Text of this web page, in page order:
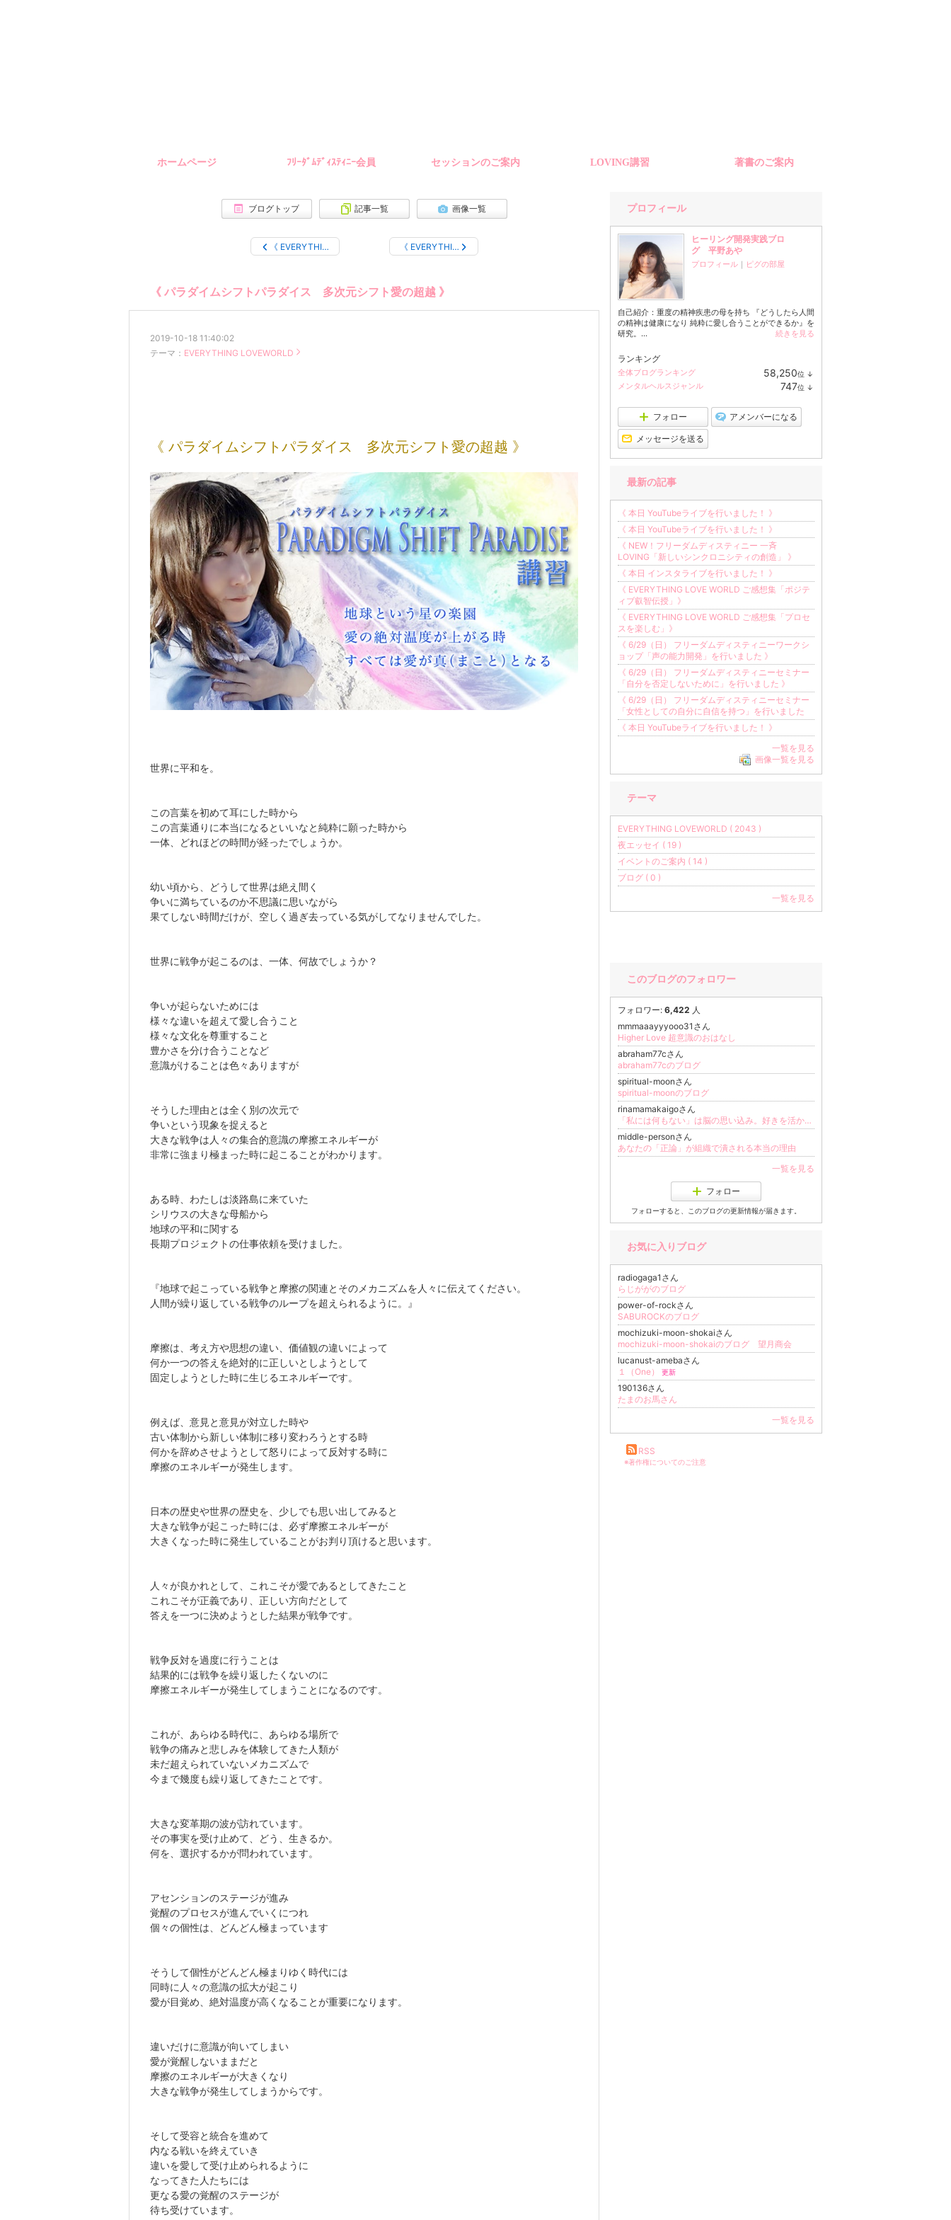
ブログトップ 記事一覧 画像一覧
《 EVERYTHI… 《 EVERYTHI…
《 パラダイムシフトパラダイス 多次元シフト愛の超越 》
2019-10-18 11:40:02
テーマ： EVERYTHING LOVEWORLD
《 パラダイムシフトパラダイス 多次元シフト愛の超越 》
世界に平和を。
この言葉を初めて耳にした時から
この言葉通りに本当になるといいなと純粋に願った時から
一体、どれほどの時間が経ったでしょうか。
幼い頃から、どうして世界は絶え間く
争いに満ちているのか不思議に思いながら
果てしない時間だけが、空しく過ぎ去っている気がしてなりませんでした。
世界に戦争が起こるのは、一体、何故でしょうか？
争いが起らないためには
様々な違いを超えて愛し合うこと
様々な文化を尊重すること
豊かさを分け合うことなど
意識がけることは色々ありますが
そうした理由とは全く別の次元で
争いという現象を捉えると
大きな戦争は人々の集合的意識の摩擦エネルギーが
非常に強まり極まった時に起こることがわかります。
ある時、わたしは淡路島に来ていた
シリウスの大きな母船から
地球の平和に関する
長期プロジェクトの仕事依頼を受けました。
『地球で起こっている戦争と摩擦の関連とそのメカニズムを人々に伝えてください。
人間が繰り返している戦争のループを超えられるように。』
摩擦は、考え方や思想の違い、価値観の違いによって
何か一つの答えを絶対的に正しいとしようとして
固定しようとした時に生じるエネルギーです。
例えば、意見と意見が対立した時や
古い体制から新しい体制に移り変わろうとする時
何かを辞めさせようとして怒りによって反対する時に
摩擦のエネルギーが発生します。
日本の歴史や世界の歴史を、少しでも思い出してみると
大きな戦争が起こった時には、必ず摩擦エネルギーが
大きくなった時に発生していることがお判り頂けると思います。
人々が良かれとして、これこそが愛であるとしてきたこと
これこそが正義であり、正しい方向だとして
答えを一つに決めようとした結果が戦争です。
戦争反対を過度に行うことは
結果的には戦争を繰り返したくないのに
摩擦エネルギーが発生してしまうことになるのです。
これが、あらゆる時代に、あらゆる場所で
戦争の痛みと悲しみを体験してきた人類が
未だ超えられていないメカニズムで
今まで幾度も繰り返してきたことです。
大きな変革期の波が訪れています。
その事実を受け止めて、どう、生きるか。
何を、選択するかが問われています。
アセンションのステージが進み
覚醒のプロセスが進んでいくにつれ
個々の個性は、どんどん極まっています
そうして個性がどんどん極まりゆく時代には
同時に人々の意識の拡大が起こり
愛が目覚め、絶対温度が高くなることが重要になります。
違いだけに意識が向いてしまい
愛が覚醒しないままだと
摩擦のエネルギーが大きくなり
大きな戦争が発生してしまうからです。
そして受容と統合を進めて
内なる戦いを終えていき
違いを愛して受け止められるように
なってきた人たちには
更なる愛の覚醒のステージが
待ち受けています。
プロフィール
ヒーリング開発実践ブロ
グ 平野あや
プロフィール ｜ ピグの部屋
自己紹介：重度の精神疾患の母を持ち 『どうしたら人間
の精神は健康になり 純粋に愛し合うことができるか』を
研究。...
続きを見る
ランキング
全体ブログランキング 58,250位 ↓
メンタルヘルスジャンル 747位 ↓
フォロー アメンバーになる
メッセージを送る
最新の記事
《 本日 YouTubeライブを行いました！ 》
《 本日 YouTubeライブを行いました！ 》
《 NEW！フリーダムディスティニー 一斉
LOVING「新しいシンクロニシティの創造」 》
《 本日 インスタライブを行いました！ 》
《 EVERYTHING LOVE WORLD ご感想集「ポジテ
ィブ叡智伝授」》
《 EVERYTHING LOVE WORLD ご感想集「プロセ
スを楽しむ」》
《 6/29（日） フリーダムディスティニーワークシ
ョップ「声の能力開発」を行いました 》
《 6/29（日） フリーダムディスティニーセミナー
「自分を否定しないために」を行いました 》
《 6/29（日） フリーダムディスティニーセミナー
「女性としての自分に自信を持つ」を行いました
《 本日 YouTubeライブを行いました！ 》
一覧を見る
画像一覧を見る
テーマ
EVERYTHING LOVEWORLD ( 2043 )
夜エッセイ ( 19 )
イベントのご案内 ( 14 )
ブログ ( 0 )
一覧を見る
ホームページ ﾌﾘｰﾀﾞﾑﾃﾞｨｽﾃｨﾆｰ会員 セッションのご案内 LOVING講習 著書のご案内
このブログのフォロワー
フォロワー: 6,422 人
mmmaaayyyooo31さん
Higher Love 超意識のおはなし
abraham77cさん
abraham77cのブログ
spiritual-moonさん
spiritual-moonのブログ
rinamamakaigoさん
「私には何もない」は脳の思い込み。好きを活かして自立する女性の新常識
middle-personさん
あなたの「正論」が組織で潰される本当の理由
一覧を見る
フォロー
フォローすると、このブログの更新情報が届きます。
お気に入りブログ
radiogaga1さん
らじががのブログ
power-of-rockさん
SABUROCKのブログ
mochizuki-moon-shokaiさん
mochizuki-moon-shokaiのブログ 望月商会
lucanust-amebaさん
１（One）
更新
190136さん
たまのお馬さん
一覧を見る
RSS
※著作権についてのご注意